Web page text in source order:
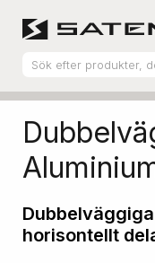
horisontellt